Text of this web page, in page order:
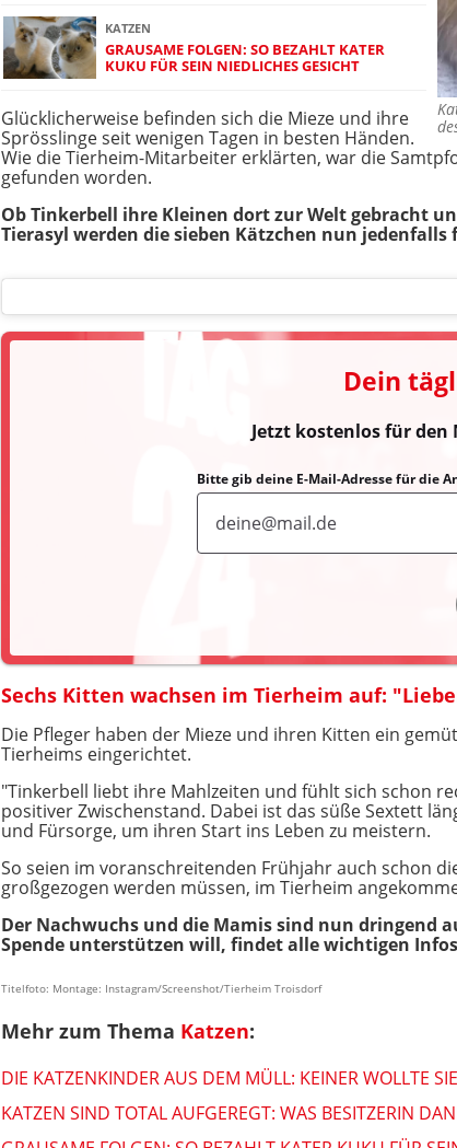
KATZEN
GRAUSAME FOLGEN: SO BEZAHLT KATER
KUKU FÜR SEIN NIEDLICHES GESICHT
Glücklicherweise befinden sich die Mieze und ihre
Sprösslinge seit wenigen Tagen in besten Händen.
Wie die Tierheim-Mitarbeiter erklärten, war die
gefunden worden.
Ob Tinkerbell ihre Kleinen dort zur Welt gebracht
Tierasyl werden die sieben Kätzchen nun
Dein
Jetzt kostenlos für den
Bitte gib deine E-Mail-Adresse für die
Sechs Kitten wachsen im Tierheim auf:
Die Pfleger haben der Mieze und ihren Kitten ein
Tierheims eingerichtet.
"Tinkerbell liebt ihre Mahlzeiten und fühlt sich schon
positiver Zwischenstand. Dabei ist das süße Sextett
und Fürsorge, um ihren Start ins Leben zu meistern.
So seien im voranschreitenden Frühjahr auch schon
großgezogen werden müssen, im Tierheim
Der Nachwuchs und die Mamis sind nun dringend
Spende unterstützen will, findet alle wichtigen
Titelfoto: Montage: Instagram/Screenshot/Tierheim Troisdorf
Mehr zum Thema Katzen:
DIE KATZENKINDER AUS DEM MÜLL: KEINER WOLLTE
KATZEN SIND TOTAL AUFGEREGT: WAS BESITZERIN